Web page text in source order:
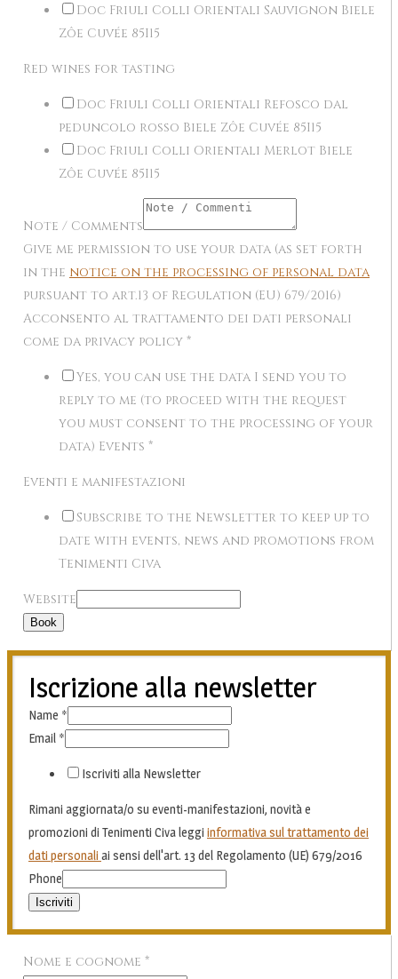
Doc Friuli Colli Orientali Sauvignon Biele
Zôe Cuvée 85I15
Red wines for tasting
Doc Friuli Colli Orientali Refosco dal
peduncolo rosso Biele Zôe Cuvée 85I15
Doc Friuli Colli Orientali Merlot Biele
Zôe Cuvée 85I15
Note / Comments
Give me permission to use your data (as set forth
in the notice on the processing of personal data
pursuant to art.13 of Regulation (EU) 679/2016)
Acconsento al trattamento dei dati personali
come da privacy policy *
Yes, you can use the data I send you to
reply to me (to proceed with the request
you must consent to the processing of your
data) Events *
Eventi e manifestazioni
Subscribe to the Newsletter to keep up to
date with events, news and promotions from
Tenimenti Civa
Website
Book
Iscrizione alla newsletter
Name *
Email *
Iscriviti alla Newsletter
Rimani aggiornata/o su eventi-manifestazioni, novità e
promozioni di Tenimenti Civa leggi informativa sul trattamento dei
dati personali ai sensi dell'art. 13 del Regolamento (UE) 679/2016
Phone
Iscriviti
Nome e cognome *